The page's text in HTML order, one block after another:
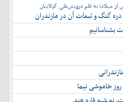
میلاد؛ به قلم درویش‌علی کولاییان
گنگ و تبعات آن در مازندران
بشناسانیم
خاموشی نیما